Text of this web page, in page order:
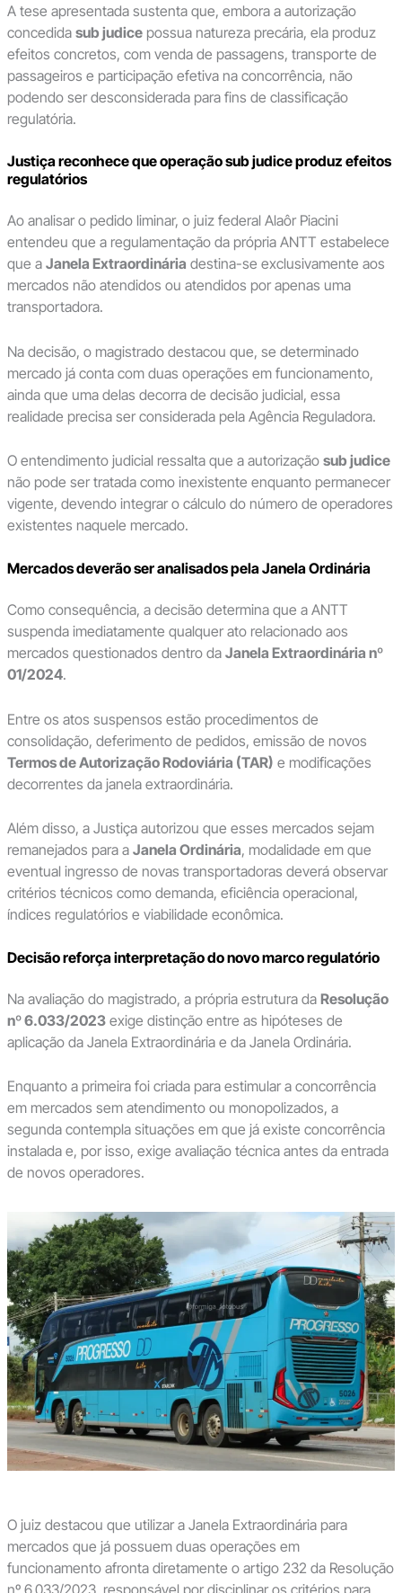
A tese apresentada sustenta que, embora a autorização
concedida sub judicepossua natureza precária, ela produz
efeitos concretos, com venda de passagens, transporte de
passageiros e participação efetiva na concorrência, não
podendo ser desconsiderada para fins de classificação
regulatória.
Justiça reconhece que operação sub judice produz efeitos
regulatórios
Ao analisar o pedido liminar, o juiz federal Alaôr Piacini
entendeu que a regulamentação da própria ANTT estabelece
que a Janela Extraordinária destina-se exclusivamente aos
mercados não atendidos ou atendidos por apenas uma
transportadora.
Na decisão, o magistrado destacou que, se determinado
mercado já conta com duas operações em funcionamento,
ainda que uma delas decorra de decisão judicial, essa
realidade precisa ser considerada pela Agência Reguladora.
O entendimento judicial ressalta que a autorização sub judice
não pode ser tratada como inexistente enquanto permanecer
vigente, devendo integrar o cálculo do número de operadores
existentes naquele mercado.
Mercados deverão ser analisados pela Janela Ordinária
Como consequência, a decisão determina que a ANTT
suspenda imediatamente qualquer ato relacionado aos
mercados questionados dentro da Janela Extraordinária nº
01/2024.
Entre os atos suspensos estão procedimentos de
consolidação, deferimento de pedidos, emissão de novos
Termos de Autorização Rodoviária (TAR) e modificações
decorrentes da janela extraordinária.
Além disso, a Justiça autorizou que esses mercados sejam
remanejados para a Janela Ordinária, modalidade em que
eventual ingresso de novas transportadoras deverá observar
critérios técnicos como demanda, eficiência operacional,
índices regulatórios e viabilidade econômica.
Decisão reforça interpretação do novo marco regulatório
Na avaliação do magistrado, a própria estrutura da Resolução
nº 6.033/2023exige distinção entre as hipóteses de
aplicação da Janela Extraordinária e da Janela Ordinária.
Enquanto a primeira foi criada para estimular a concorrência
em mercados sem atendimento ou monopolizados, a
segunda contempla situações em que já existe concorrência
instalada e, por isso, exige avaliação técnica antes da entrada
de novos operadores.
O juiz destacou que utilizar a Janela Extraordinária para
mercados que já possuem duas operações em
funcionamento afronta diretamente o artigo 232 da Resolução